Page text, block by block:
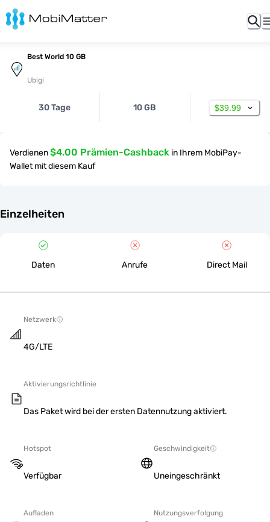
Best World 10 GB
Ubigi
30 Tage 10 GB $39.99
Verdienen$4.00 Prämien-Cashback in Ihrem MobiPay-
Wallet mit diesem Kauf
Einzelheiten
Daten Anrufe Direct Mail
Netzwerk
4G/LTE
Aktivierungsrichtlinie
Das Paket wird bei der ersten Datennutzung aktiviert.
Hotspot
Verfügbar
Geschwindigkeit
Uneingeschränkt
Aufladen Nutzungsverfolgung